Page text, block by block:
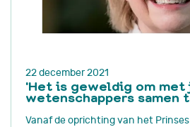
22 december 2021
'Het is geweldig om met
wetenschappers samen
Vanaf de oprichting van het